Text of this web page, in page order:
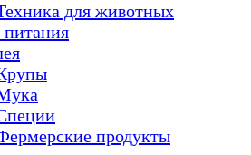
для животных
продукты